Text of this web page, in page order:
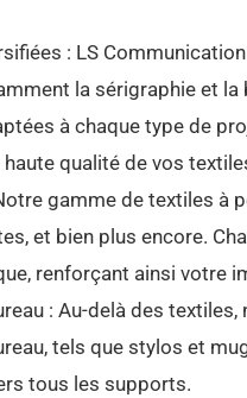
: LS
la sérigraphie et
à chaque type de
qualité de vos
gamme de textiles à
et bien plus encore.
renforçant ainsi votre
: Au-delà des
tels que stylos et
tous les supports.